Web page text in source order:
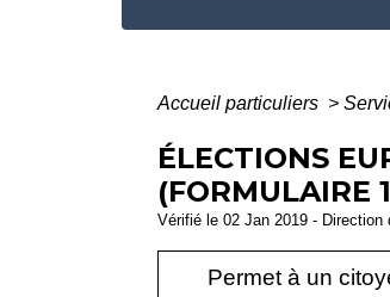
Accueil particuliers >
ÉLECTIONS
(FORMULAIRE
Vérifié le 02 Jan 2019 -
Permet à un